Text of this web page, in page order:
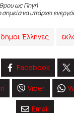
ως Πηγή
σημεία να υπάρχει
Έλληνες
Facebook
Viber
Email